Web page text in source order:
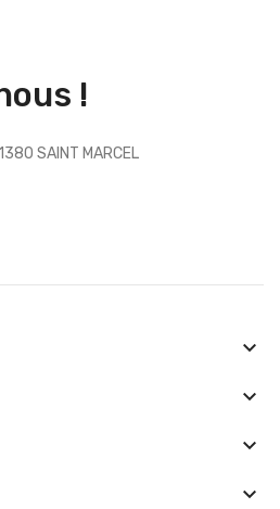
!
SAINT MARCEL
keyboard_arrow_down
keyboard_arrow_down
keyboard_arrow_down
keyboard_arrow_down